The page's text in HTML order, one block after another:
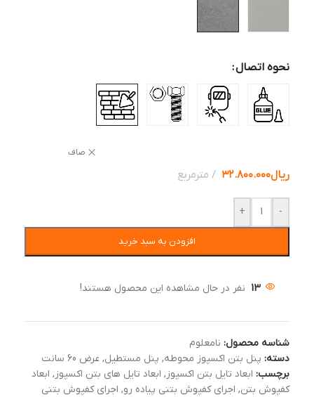
نحوه اتصال
صاف
ریال۳۲.۸۰۰.۰۰۰ مترمربع
-
+
افزودن به سبد خرید
13 نفر در حال مشاهده این محصول هستند!
شناسه محصول: نامعلوم
دسته: پنل بتن اکسپوز محوطه, پنل مستطیل, عرض 60 سانت
برچسب: ابعاد تایل بتن اکسپوز, ابعاد تایل های بتن اکسپوز, ابعاد
کفپوش بتن, اجرای کفپوش بتنی پیاده رو, اجرای کفپوش بتنی